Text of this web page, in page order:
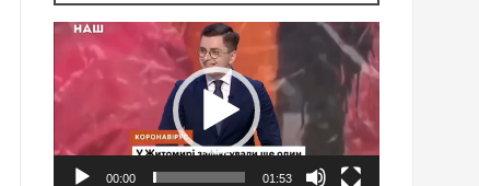
Відеопрогравач
00:00 01:53